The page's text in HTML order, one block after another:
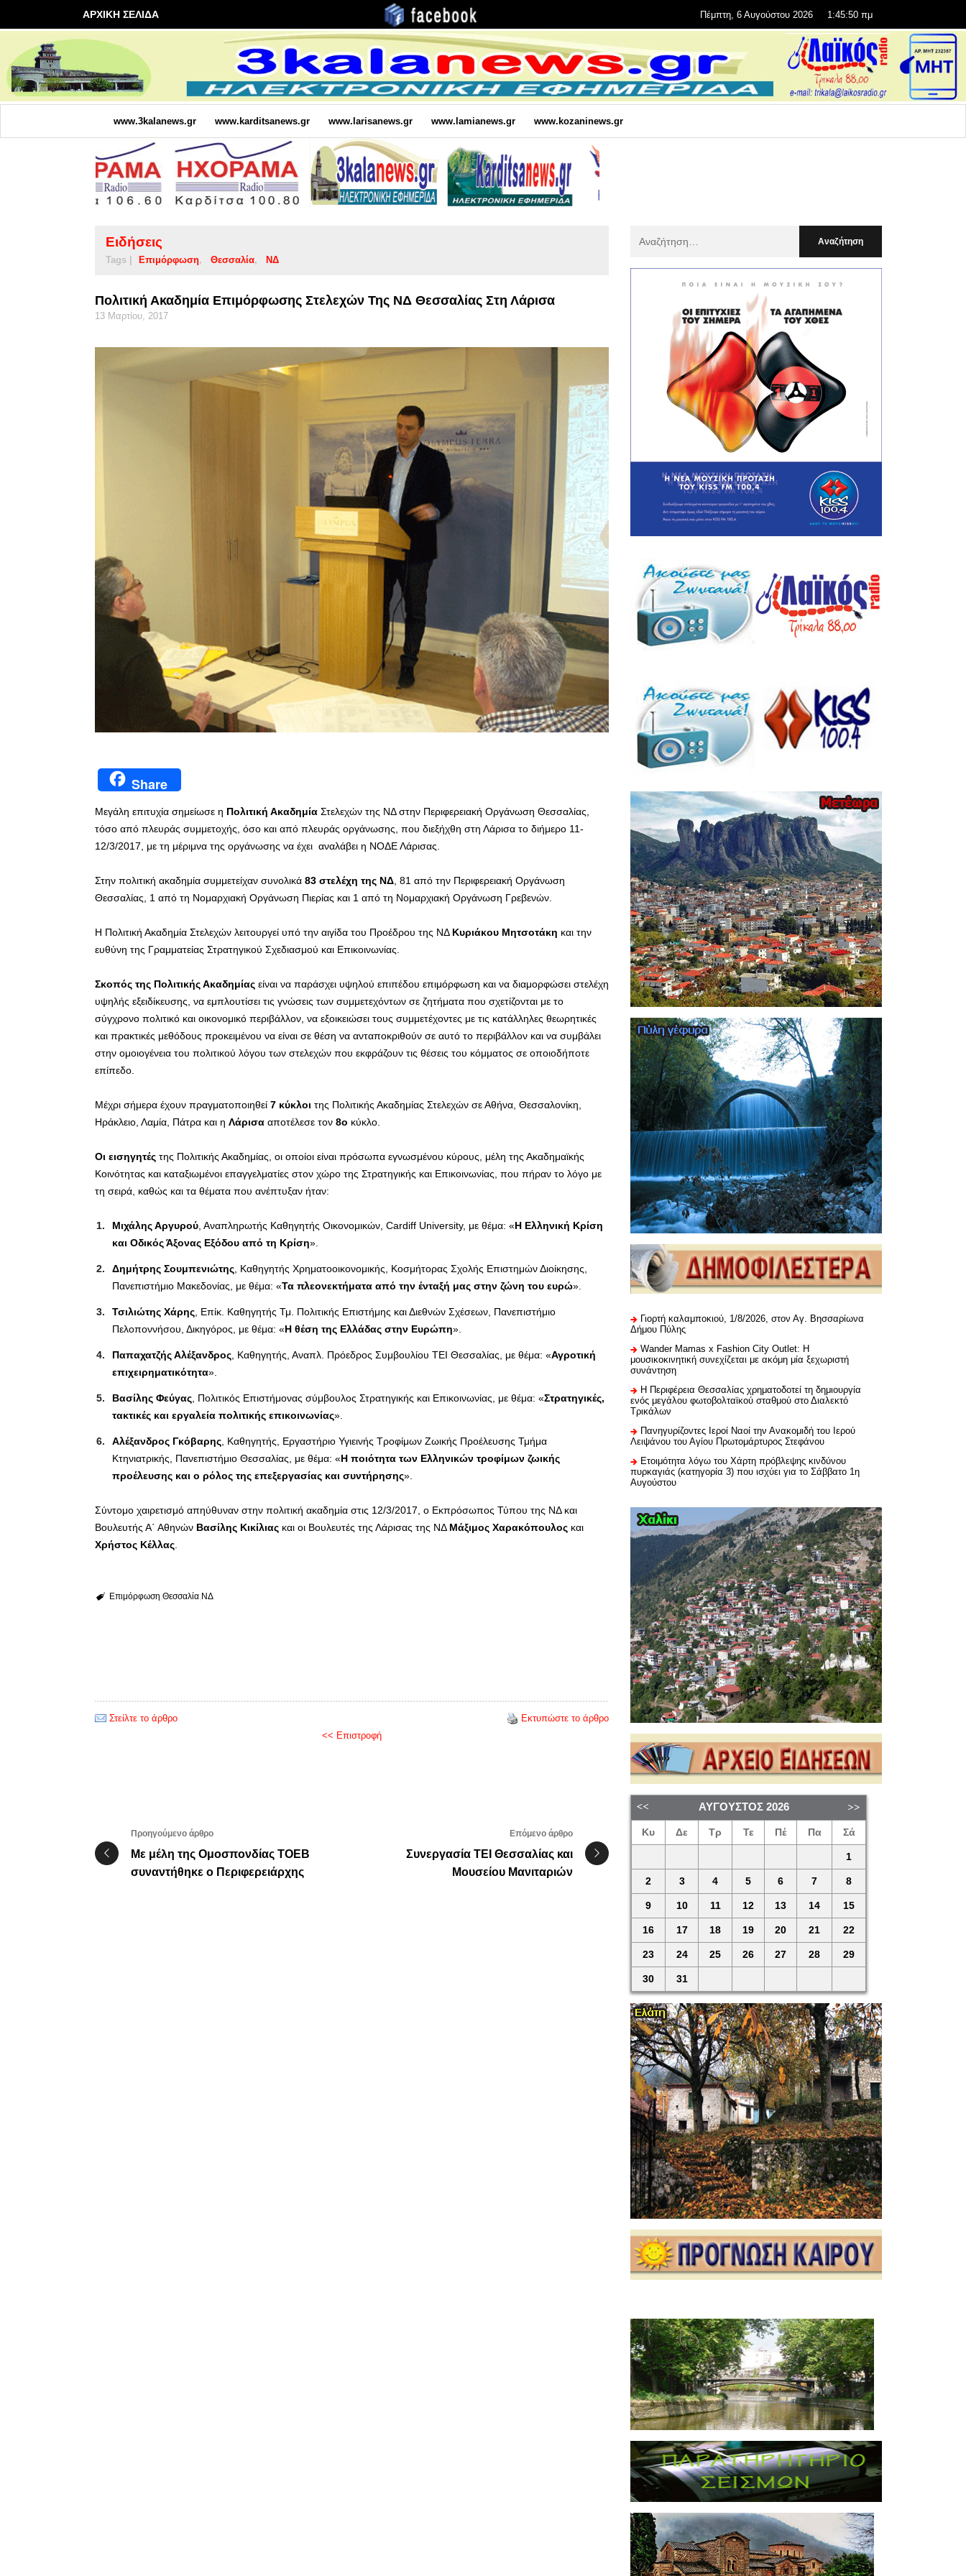
ΑΡΧΙΚΗ ΣΕΛΙΔΑ Πέμπτη, 6 Αυγούστου 2026 1:45:52 πμ
www.3kalanews.gr www.karditsanews.gr www.larisanews.gr www.lamianews.gr www.kozaninews.gr
Ειδήσεις
Tags | Επιμόρφωση Θεσσαλία ΝΔ
Πολιτική Ακαδημία Επιμόρφωσης Στελεχών Της ΝΔ Θεσσαλίας Στη Λάρισα
13 Μαρτίου, 2017
Share
Μεγάλη επιτυχία σημείωσε η Πολιτική Ακαδημία Στελεχών της ΝΔ στην Περιφερειακή Οργάνωση Θεσσαλίας,
τόσο από πλευράς συμμετοχής, όσο και από πλευράς οργάνωσης, που διεξήχθη στη Λάρισα το διήμερο 11-
12/3/2017, με τη μέριμνα της οργάνωσης να έχει αναλάβει η ΝΟΔΕ Λάρισας.
Στην πολιτική ακαδημία συμμετείχαν συνολικά 83 στελέχη της ΝΔ , 81 από την Περιφερειακή Οργάνωση
Θεσσαλίας, 1 από τη Νομαρχιακή Οργάνωση Πιερίας και 1 από τη Νομαρχιακή Οργάνωση Γρεβενών.
Η Πολιτική Ακαδημία Στελεχών λειτουργεί υπό την αιγίδα του Προέδρου της ΝΔ Κυριάκου Μητσοτάκη και την
ευθύνη της Γραμματείας Στρατηγικού Σχεδιασμού και Επικοινωνίας.
Σκοπός της Πολιτικής Ακαδημίας είναι να παράσχει υψηλού επιπέδου επιμόρφωση και να διαμορφώσει στελέχη
υψηλής εξειδίκευσης, να εμπλουτίσει τις γνώσεις των συμμετεχόντων σε ζητήματα που σχετίζονται με το
σύγχρονο πολιτικό και οικονομικό περιβάλλον, να εξοικειώσει τους συμμετέχοντες με τις κατάλληλες θεωρητικές
και πρακτικές μεθόδους προκειμένου να είναι σε θέση να ανταποκριθούν σε αυτό το περιβάλλον και να συμβάλει
στην ομοιογένεια του πολιτικού λόγου των στελεχών που εκφράζουν τις θέσεις του κόμματος σε οποιοδήποτε
επίπεδο.
Μέχρι σήμερα έχουν πραγματοποιηθεί 7 κύκλοι της Πολιτικής Ακαδημίας Στελεχών σε Αθήνα, Θεσσαλονίκη,
Ηράκλειο, Λαμία, Πάτρα και η Λάρισα αποτέλεσε τον 8ο κύκλο.
Οι εισηγητές της Πολιτικής Ακαδημίας, οι οποίοι είναι πρόσωπα εγνωσμένου κύρους, μέλη της Ακαδημαϊκής
Κοινότητας και καταξιωμένοι επαγγελματίες στον χώρο της Στρατηγικής και Επικοινωνίας, που πήραν το λόγο με
τη σειρά, καθώς και τα θέματα που ανέπτυξαν ήταν:
Μιχάλης Αργυρού , Αναπληρωτής Καθηγητής Οικονομικών, Cardiff University, με θέμα: «Η Ελληνική Κρίση
και Οδικός Άξονας Εξόδου από τη Κρίση».
Δημήτρης Σουμπενιώτης , Καθηγητής Χρηματοοικονομικής, Κοσμήτορας Σχολής Επιστημών Διοίκησης,
Πανεπιστήμιο Μακεδονίας, με θέμα: «Τα πλεονεκτήματα από την ένταξή μας στην ζώνη του ευρώ».
Τσιλιώτης Χάρης , Επίκ. Καθηγητής Τμ. Πολιτικής Επιστήμης και Διεθνών Σχέσεων, Πανεπιστήμιο
Πελοποννήσου, Δικηγόρος, με θέμα: «Η θέση της Ελλάδας στην Ευρώπη».
Παπαχατζής Αλέξανδρος , Καθηγητής, Αναπλ. Πρόεδρος Συμβουλίου ΤΕΙ Θεσσαλίας, με θέμα: «Αγροτική
επιχειρηματικότητα».
Βασίλης Φεύγας , Πολιτικός Επιστήμονας σύμβουλος Στρατηγικής και Επικοινωνίας, με θέμα: «Στρατηγικές,
τακτικές και εργαλεία πολιτικής επικοινωνίας».
Αλέξανδρος Γκόβαρης , Καθηγητής, Εργαστήριο Υγιεινής Τροφίμων Ζωικής Προέλευσης Τμήμα
Κτηνιατρικής, Πανεπιστήμιο Θεσσαλίας, με θέμα: «Η ποιότητα των Ελληνικών τροφίμων ζωικής
προέλευσης και ο ρόλος της επεξεργασίας και συντήρησης».
Σύντομο χαιρετισμό απηύθυναν στην πολιτική ακαδημία στις 12/3/2017, ο Εκπρόσωπος Τύπου της ΝΔ και
Βουλευτής Α΄ Αθηνών Βασίλης Κικίλιας και οι Βουλευτές της Λάρισας της ΝΔ Μάξιμος Χαρακόπουλος και
Χρήστος Κέλλας
Επιμόρφωση Θεσσαλία ΝΔ
Στείλτε το άρθρο
Εκτυπώστε το άρθρο
<< Επιστροφή
Προηγούμενο άρθρο
Με μέλη της Ομοσπονδίας ΤΟΕΒ
συναντήθηκε ο Περιφερειάρχης
Επόμενο άρθρο
Συνεργασία ΤΕΙ Θεσσαλίας και
Μουσείου Μανιταριών
:
Γιορτή καλαμποκιού, 1/8/2026, στον Αγ. Βησσαρίωνα
Δήμου Πύλης
Wander Mamas x Fashion City Outlet: Η
μουσικοκινητική συνεχίζεται με ακόμη μία ξεχωριστή
συνάντηση
H Περιφέρεια Θεσσαλίας χρηματοδοτεί τη δημιουργία
ενός μεγάλου φωτοβολταϊκού σταθμού στο Διαλεκτό
Τρικάλων
Πανηγυρίζοντες Ιεροί Ναοί την Ανακομιδή του Ιερού
Λειψάνου του Αγίου Πρωτομάρτυρος Στεφάνου
Ετοιμότητα λόγω του Χάρτη πρόβλεψης κινδύνου
πυρκαγιάς (κατηγορία 3) που ισχύει για το Σάββατο 1η
Αυγούστου
ΑΎΓΟΥΣΤΟΣ 2026
Κυ Δε Τρ Τε Πέ Πα Σά
1
2 3 4 5 6 7 8
9 10 11 12 13 14 15
16 17 18 19 20 21 22
23 24 25 26 27 28 29
30 31